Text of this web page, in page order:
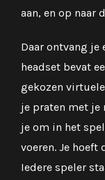
aan, en op naar
Daar ontvang je
headset bevat
gekozen
je praten met je
je om in het
voeren. Je hoeft
Iedere speler